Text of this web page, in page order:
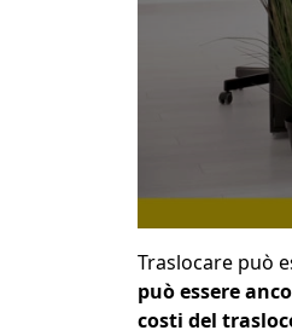
Traslocare può
può essere
costi del